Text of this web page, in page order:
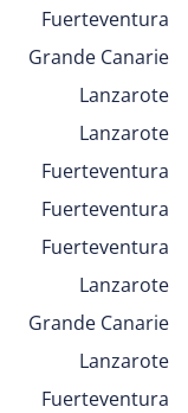
Fuerteventura
Grande Canarie
Lanzarote
Lanzarote
Fuerteventura
Fuerteventura
Fuerteventura
Lanzarote
Grande Canarie
Lanzarote
Fuerteventura